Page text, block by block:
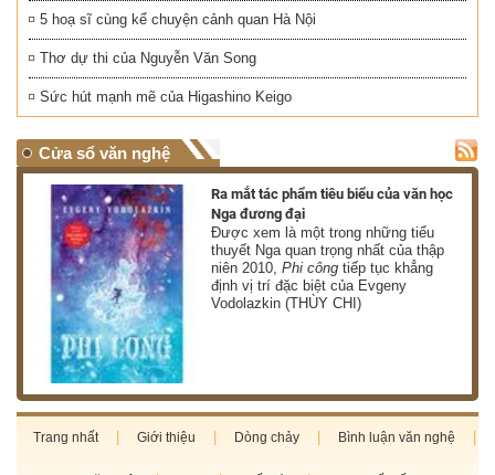
5 hoạ sĩ cùng kể chuyện cảnh quan Hà Nội
Thơ dự thi của Nguyễn Văn Song
Sức hút mạnh mẽ của Higashino Keigo
Cửa sổ văn nghệ
Ra mắt tác phẩm tiêu biểu của văn học
Nga đương đại
Được xem là một trong những tiểu
thuyết Nga quan trọng nhất của thập
niên 2010,Phi công tiếp tục khẳng
định vị trí đặc biệt của Evgeny
Vodolazkin (THÙY CHI)
Trang nhất Giới thiệu Dòng chảy Bình luận văn nghệ